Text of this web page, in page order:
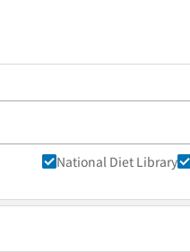
National Diet Library